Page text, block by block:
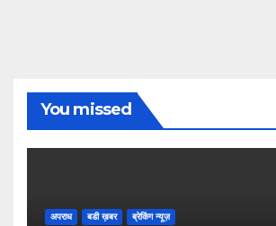
You missed
अपराध बडी ख़बर ब्रेकिंग न्यूज़